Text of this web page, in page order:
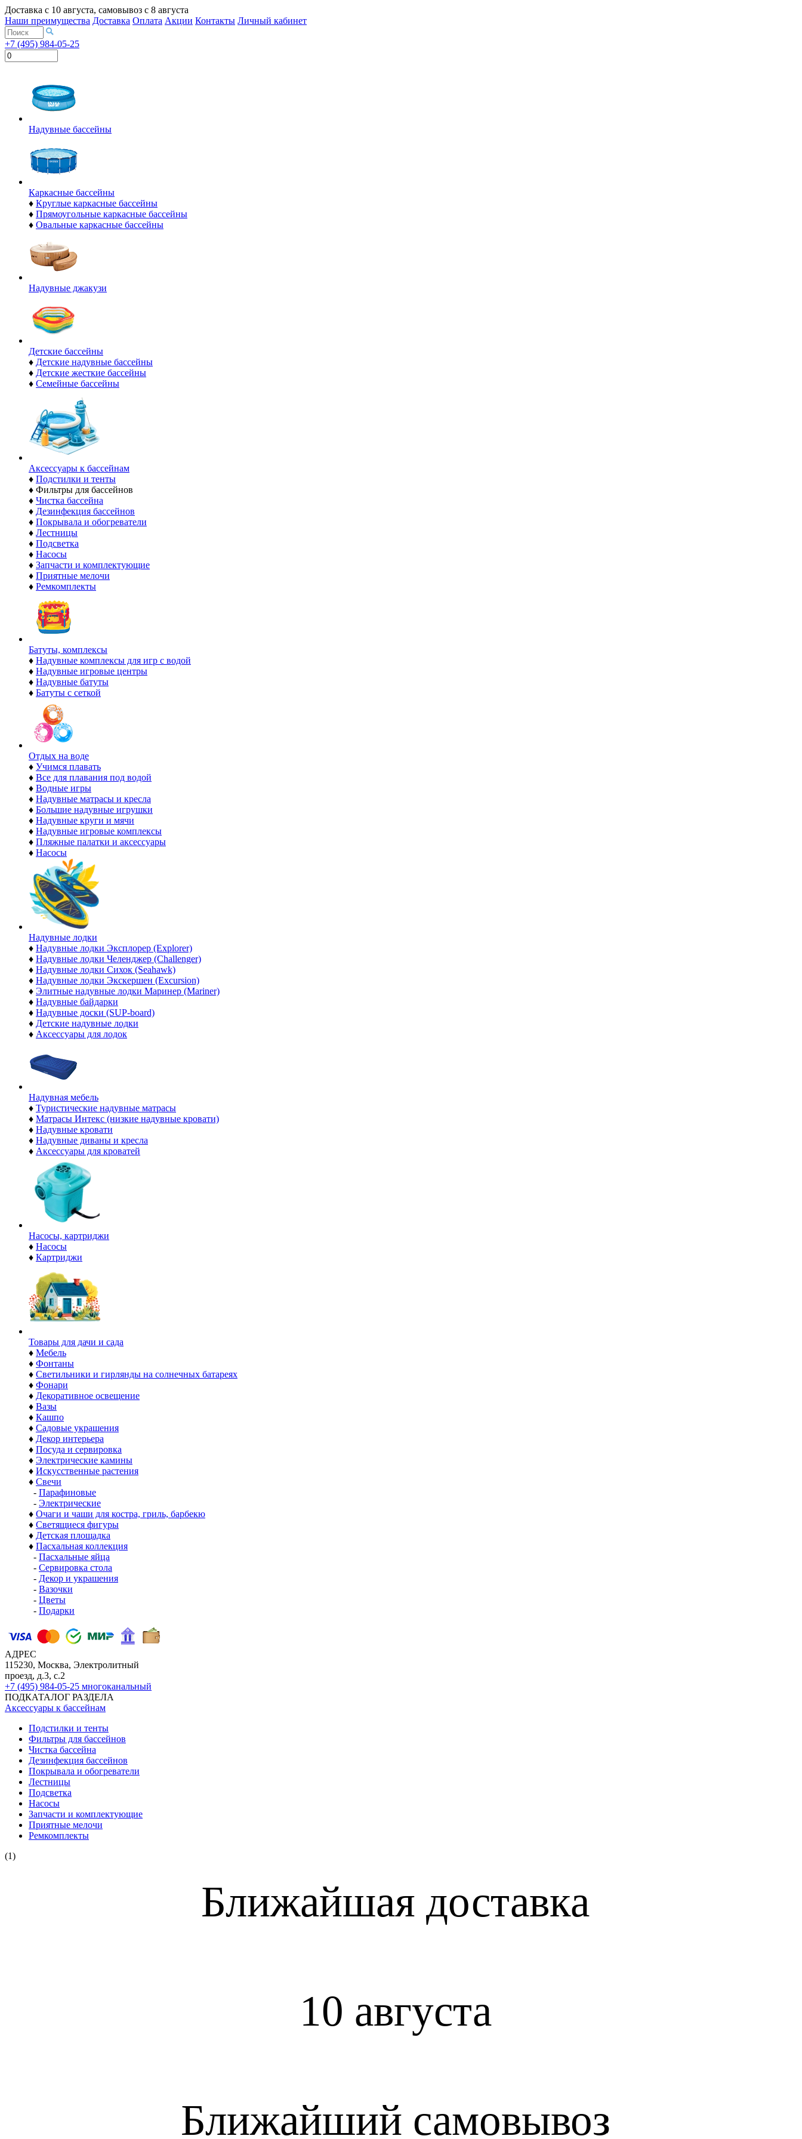
Доставка с 10 августа, самовывоз с 8 августа
Наши преимущества Доставка Оплата Акции Контакты Личный кабинет
+7 (495) 984-05-25
Надувные бассейны
Каркасные бассейны
♦ Круглые каркасные бассейны
♦ Прямоугольные каркасные бассейны
♦ Овальные каркасные бассейны
Надувные джакузи
Детские бассейны
♦ Детские надувные бассейны
♦ Детские жесткие бассейны
♦ Семейные бассейны
Аксессуары к бассейнам
♦ Подстилки и тенты
♦ Фильтры для бассейнов
♦ Чистка бассейна
♦ Дезинфекция бассейнов
♦ Покрывала и обогреватели
♦ Лестницы
♦ Подсветка
♦ Насосы
♦ Запчасти и комплектующие
♦ Приятные мелочи
♦ Ремкомплекты
Батуты, комплексы
♦ Надувные комплексы для игр с водой
♦ Надувные игровые центры
♦ Надувные батуты
♦ Батуты с сеткой
Отдых на воде
♦ Учимся плавать
♦ Все для плавания под водой
♦ Водные игры
♦ Надувные матрасы и кресла
♦ Большие надувные игрушки
♦ Надувные круги и мячи
♦ Надувные игровые комплексы
♦ Пляжные палатки и аксессуары
♦ Насосы
Надувные лодки
♦ Надувные лодки Эксплорер (Explorer)
♦ Надувные лодки Челенджер (Challenger)
♦ Надувные лодки Сихок (Seahawk)
♦ Надувные лодки Экскершен (Excursion)
♦ Элитные надувные лодки Маринер (Mariner)
♦ Надувные байдарки
♦ Надувные доски (SUP-board)
♦ Детские надувные лодки
♦ Аксессуары для лодок
Надувная мебель
♦ Туристические надувные матрасы
♦ Матрасы Интекс (низкие надувные кровати)
♦ Надувные кровати
♦ Надувные диваны и кресла
♦ Аксессуары для кроватей
Насосы, картриджи
♦ Насосы
♦ Картриджи
Товары для дачи и сада
♦ Мебель
♦ Фонтаны
♦ Светильники и гирлянды на солнечных батареях
♦ Фонари
♦ Декоративное освещение
♦ Вазы
♦ Кашпо
♦ Садовые украшения
♦ Декор интерьера
♦ Посуда и сервировка
♦ Электрические камины
♦ Искусственные растения
♦ Свечи
- Парафиновые
- Электрические
♦ Очаги и чаши для костра, гриль, барбекю
♦ Светящиеся фигуры
♦ Детская площадка
♦ Пасхальная коллекция
- Пасхальные яйца
- Сервировка стола
- Декор и украшения
- Вазочки
- Цветы
- Подарки
АДРЕС
115230, Москва, Электролитный
проезд, д.3, с.2
+7 (495) 984-05-25 многоканальный
ПОДКАТАЛОГ РАЗДЕЛА
Аксессуары к бассейнам
Подстилки и тенты
Фильтры для бассейнов
Чистка бассейна
Дезинфекция бассейнов
Покрывала и обогреватели
Лестницы
Подсветка
Насосы
Запчасти и комплектующие
Приятные мелочи
Ремкомплекты
(1)
Ближайшая доставкa
10 августа
Ближайший самовывоз